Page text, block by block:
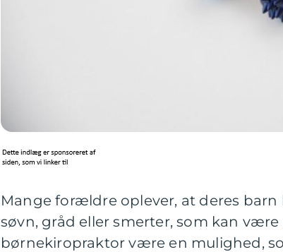
Mange forældre oplever, at deres
søvn, gråd eller smerter, som kan
børnekiropraktor være en mulighed,